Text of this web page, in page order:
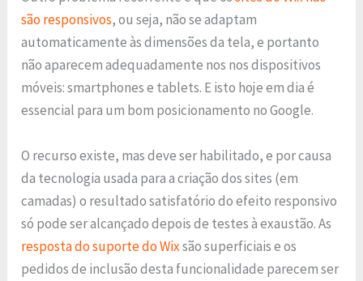
são responsivos, ou seja, não se adaptam
automaticamente às dimensões da tela, e portanto
não aparecem adequadamente nos nos dispositivos
móveis: smartphones e tablets. E isto hoje em dia é
essencial para um bom posicionamento no Google.
O recurso existe, mas deve ser habilitado, e por causa
da tecnologia usada para a criação dos sites (em
camadas) o resultado satisfatório do efeito responsivo
só pode ser alcançado depois de testes à exaustão. As
resposta do suporte do Wixsão superficiais e os
pedidos de inclusão desta funcionalidade parecem ser